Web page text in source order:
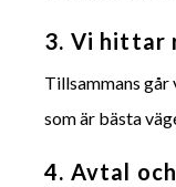
3. Vi hittar
Tillsammans går
som är bästa
4. Avtal